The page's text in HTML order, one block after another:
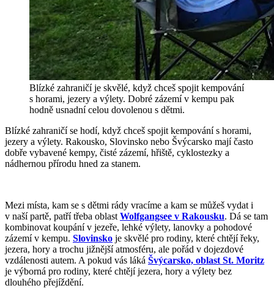
Blízké zahraničí je skvělé, když chceš spojit kempování
s horami, jezery a výlety. Dobré zázemí v kempu pak
hodně usnadní celou dovolenou s dětmi.
Blízké zahraničí se hodí, když chceš spojit kempování s horami,
jezery a výlety. Rakousko, Slovinsko nebo Švýcarsko mají často
dobře vybavené kempy, čisté zázemí, hřiště, cyklostezky a
nádhernou přírodu hned za stanem.
Mezi místa, kam se s dětmi rády vracíme a kam se můžeš vydat i
v naší partě, patří třeba oblast Wolfgangsee v Rakousku. Dá se tam
kombinovat koupání v jezeře, lehké výlety, lanovky a pohodové
zázemí v kempu. Slovinsko je skvělé pro rodiny, které chtějí řeky,
jezera, hory a trochu jižnější atmosféru, ale pořád v dojezdové
vzdálenosti autem. A pokud vás láká Švýcarsko, oblast St. Moritz
je výborná pro rodiny, které chtějí jezera, hory a výlety bez
dlouhého přejíždění.